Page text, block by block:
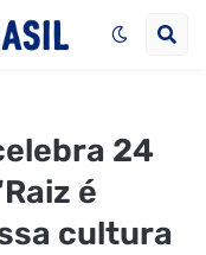
24
é
cultura